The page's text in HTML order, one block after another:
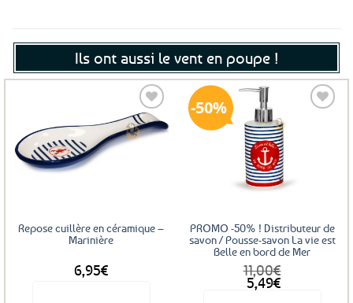
Ils ont aussi le vent en poupe !
Ajouter
Repose cuillère en céramique –
Marinière
6,95€
50%
PROMO -50% ! Distributeur de
savon / Pousse-savon La vie est
Belle en bord de Mer
11,00€
Le
prix
5,49€
Le
prix